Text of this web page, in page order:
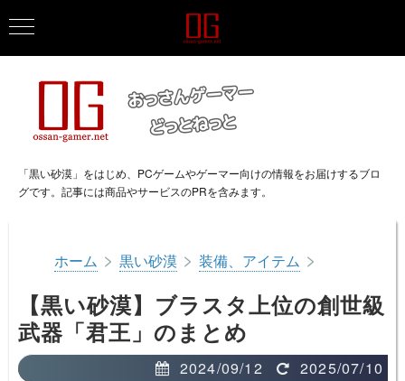
「黒い砂漠」をはじめ、PCゲームやゲーマー向けの情報をお届けするブロ
グです。記事には商品やサービスのPRを含みます。
ホーム > 黒い砂漠 > 装備、アイテム >
【黒い砂漠】ブラスタ上位の創世級
武器「君王」のまとめ
2024/09/12
2025/07/10